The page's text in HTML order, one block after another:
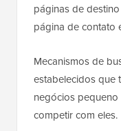
páginas de
página de contato
Mecanismos de
estabelecidos que
negócios
competir com eles.